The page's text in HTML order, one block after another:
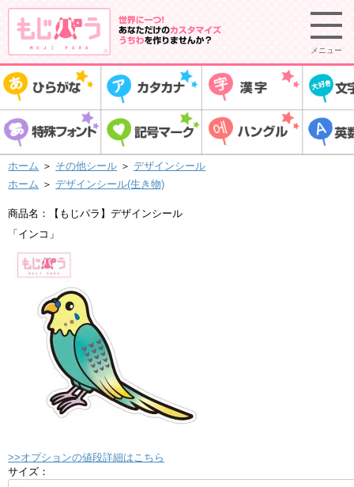
メニュー
ホーム ＞ その他シール ＞ デザインシール
ホーム ＞ デザインシール(生き物)
商品名：【もじパラ】デザインシール
「インコ」
>>オプションの値段詳細はこちら
サイズ：